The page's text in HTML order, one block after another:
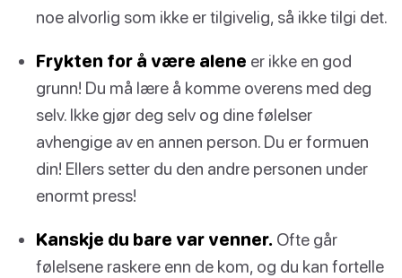
noe alvorlig som ikke er tilgivelig, så ikke tilgi det.
Frykten for å være alene er ikke en god
grunn! Du må lære å komme overens med deg
selv. Ikke gjør deg selv og dine følelser
avhengige av en annen person. Du er formuen
din! Ellers setter du den andre personen under
enormt press!
Kanskje du bare var venner. Ofte går
følelsene raskere enn de kom, og du kan fortelle